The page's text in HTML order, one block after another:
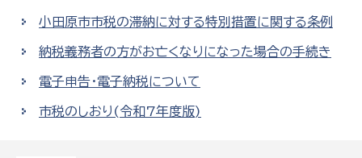
小田原市市税の滞納に対する特別措置に関する条例
納税義務者の方がお亡くなりになった場合の手続き
電子申告・電子納税について
市税のしおり(令和7年度版)